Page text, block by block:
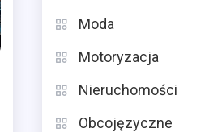
Moda
Motoryzacja
Nieruchomości
Obcojęzyczne